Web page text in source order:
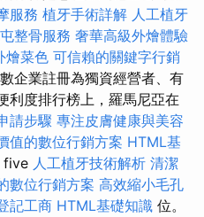
服務 植牙手術詳解 人工植牙
整骨服務 奢華高級外燴體驗
燴菜色 可信賴的關鍵字行銷
企業註冊為獨資經營者、有
利度排行榜上，羅馬尼亞在
請步驟 專注皮膚健康與美容
值的數位行銷方案 HTML基
five 人工植牙技術解析 清潔
數位行銷方案 高效縮小毛孔
記工商 HTML基礎知識 位。